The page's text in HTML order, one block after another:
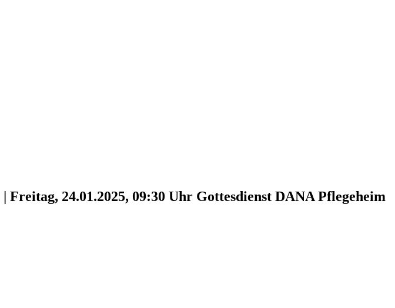
| Freitag, 24.01.2025, 09:30 Uhr Gottesdienst DANA Pflegeheim